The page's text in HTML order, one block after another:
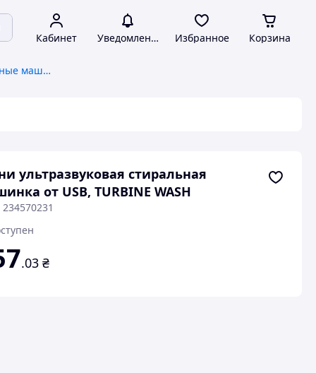
Кабинет Уведомления Избранное Корзина
Ультразвуковые стиральные машины
ультразвуковая стиральная
от USB, TURBINE WASH
.03 ₴